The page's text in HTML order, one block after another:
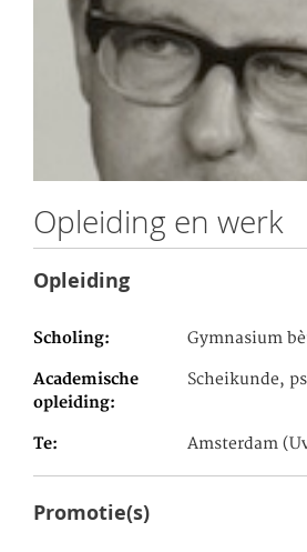
Opleiding en werk
Opleiding
Scholing Gymnasium
Academische
opleiding
Scheikunde,
Te Amsterdam
Promotie(s)